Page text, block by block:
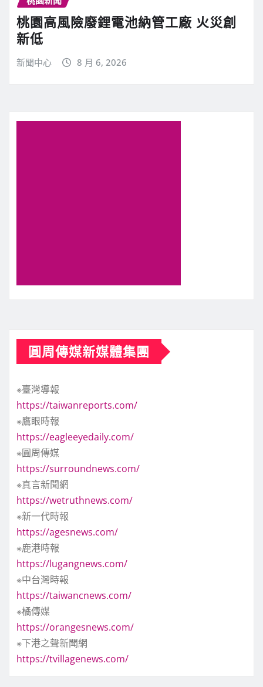
桃園高風險廢鋰電池納管工廠 火災創
新低
新聞中心 8 月 6, 2026
圓周傳媒新媒體集團
※臺灣導報
https://taiwanreports.com/
※鷹眼時報
https://eagleeyedaily.com/
※圓周傳媒
https://surroundnews.com/
※真言新聞網
https://wetruthnews.com/
※新一代時報
https://agesnews.com/
※鹿港時報
https://lugangnews.com/
※中台灣時報
https://taiwancnews.com/
※橘傳媒
https://orangesnews.com/
※下港之聲新聞網
https://tvillagenews.com/